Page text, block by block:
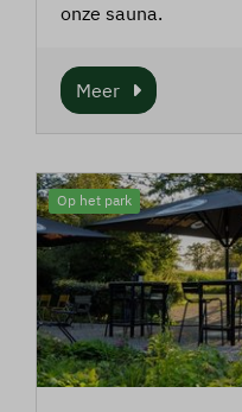
onze sauna.
Meer
Op het park